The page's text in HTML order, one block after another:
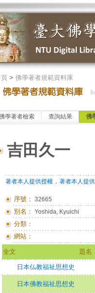
> 佛學著者規範資料庫
學著者檢索 查詢結果 佛
吉田久一
著者本人提供授權． 著者本人提
序號： 32665
別名： Yoshida, Kyuichi
分類：
網站：
全文 題名
日本仏教福祉思想史
日本佛教福祉思想史